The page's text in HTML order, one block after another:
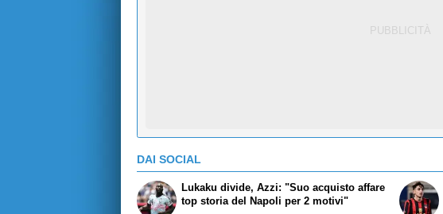
DAI SOCIAL
Lukaku divide, Azzi: "Suo acquisto affare
top storia del Napoli per 2 motivi"